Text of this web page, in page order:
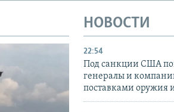
НОВОСТИ
22:54
Под санкции США
генералы и
поставками оружия